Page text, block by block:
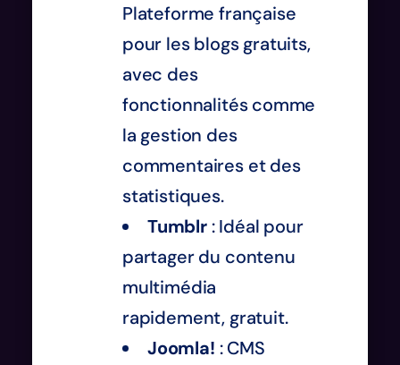
Plateforme française
pour les blogs gratuits,
avec des
fonctionnalités comme
la gestion des
commentaires et des
statistiques.
Tumblr: Idéal pour
partager du contenu
multimédia
rapidement, gratuit.
Joomla! : CMS